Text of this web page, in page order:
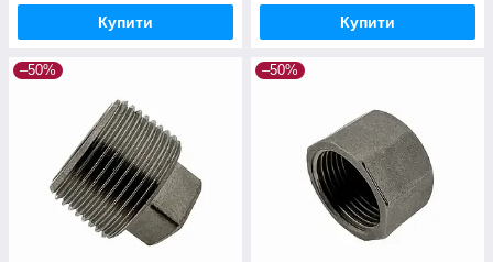
Купити Купити
–50% –50%